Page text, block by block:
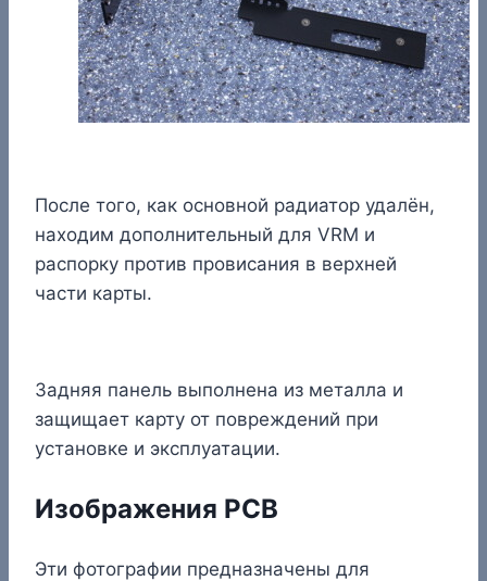
После того, как основной радиатор удалён,
находим дополнительный для VRM и
распорку против провисания в верхней
части карты.
Задняя панель выполнена из металла и
защищает карту от повреждений при
установке и эксплуатации.
Изображения PCB
Эти фотографии предназначены для